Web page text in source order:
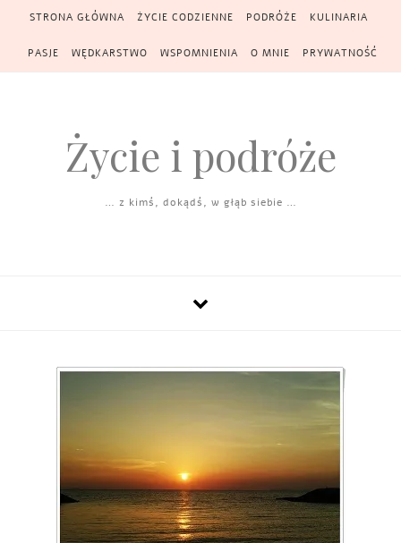
Skip to content
STRONA GŁÓWNA ŻYCIE CODZIENNE PODRÓŻE KULINARIA
PASJE WĘDKARSTWO WSPOMNIENIA O MNIE PRYWATNOŚĆ
Życie i podróże
… z kimś, dokądś, w głąb siebie …